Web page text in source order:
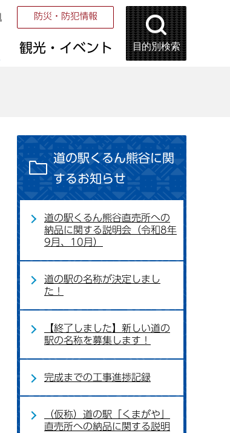
防災・防犯情報
観光・イベント 目的別検索
道の駅くるん熊谷に関
するお知らせ
道の駅くるん熊谷直売所への
納品に関する説明会（令和8年
9月、10月）
道の駅の名称が決定しまし
た！
【終了しました】新しい道の
駅の名称を募集します！
完成までの工事進捗記録
（仮称）道の駅「くまがや」
直売所への納品に関する説明